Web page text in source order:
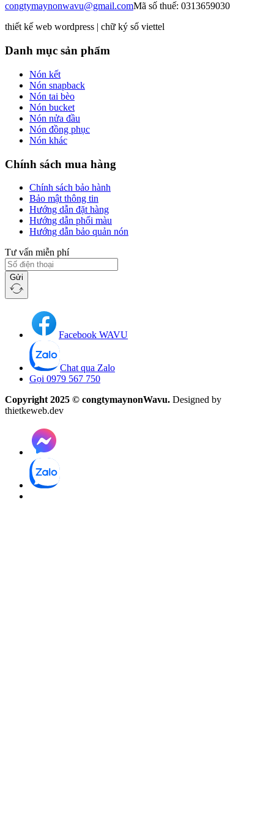
congtymaynonwavu@gmail.comMã số thuế: 0313659030
thiết kế web wordpress | chữ ký số viettel
Danh mục sản phẩm
Nón kết
Nón snapback
Nón tai bèo
Nón bucket
Nón nửa đầu
Nón đồng phục
Nón khác
Chính sách mua hàng
Chính sách bảo hành
Bảo mật thông tin
Hướng dẫn đặt hàng
Hướng dẫn phối màu
Hướng dẫn bảo quản nón
Tư vấn miễn phí
Gửi
Facebook WAVU
Chat qua Zalo
Gọi 0979 567 750
Copyright 2025 © congtymaynonWavu. Designed by
thietkeweb.dev